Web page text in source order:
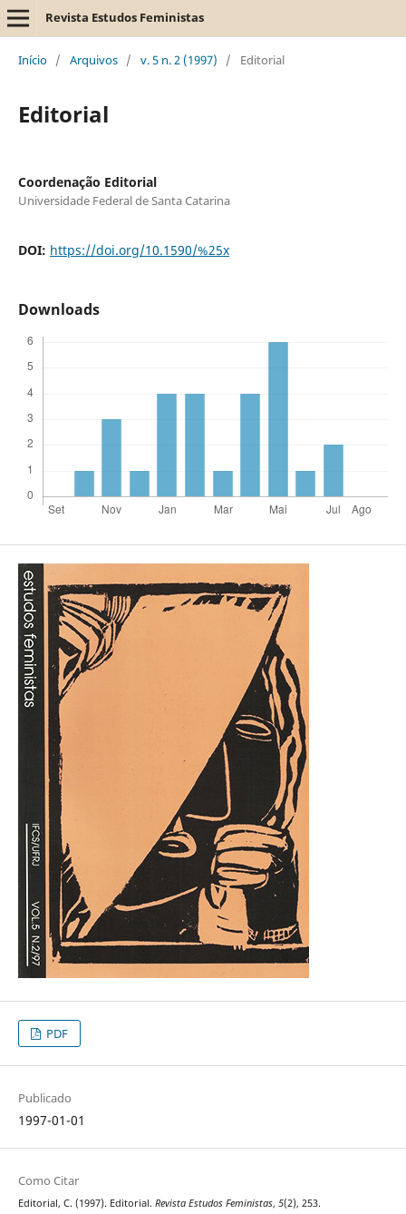
Revista Estudos Feministas
Início / Arquivos / v. 5 n. 2 (1997) / Editorial
Editorial
Coordenação Editorial
Universidade Federal de Santa Catarina
DOI: https://doi.org/10.1590/%25x
Downloads
PDF
Publicado
1997-01-01
Como Citar
Editorial, C. (1997). Editorial. Revista Estudos Feministas, 5(2), 253.